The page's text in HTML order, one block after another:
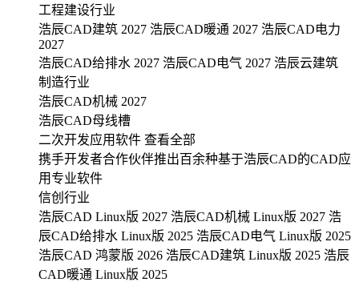
工程建设行业
浩辰CAD建筑 2027 浩辰CAD暖通 2027 浩辰CAD电力
2027
浩辰CAD给排水 2027 浩辰CAD电气 2027 浩辰云建筑
制造行业
浩辰CAD机械 2027
浩辰CAD母线槽
二次开发应用软件 查看全部
携手开发者合作伙伴推出百余种基于浩辰CAD的CAD应
用专业软件
信创行业
浩辰CAD Linux版 2027 浩辰CAD机械 Linux版 2027 浩
辰CAD给排水 Linux版 2025 浩辰CAD电气 Linux版 2025
浩辰CAD 鸿蒙版 2026 浩辰CAD建筑 Linux版 2025 浩辰
CAD暖通 Linux版 2025